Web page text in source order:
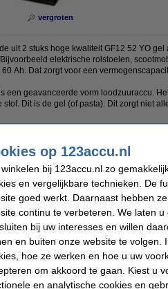
vergroten
uit 2 stuks hoge kwaliteit GF12 52 YO
elektrische rolstoelen,
Ah. Dat zorgt voor een
een geavanceerde vorm loodzuuraccu.
stof. Dit is de gel (of pasta). Dit zorgt niet
van de Sonnenschein GF12-52Y0
partnummers:
op 123accu.nl
bij 123accu.nl zo
en vergelijkbare technieken. De
goed werkt. Daarnaast hebben
continu te verbeteren. We laten
bij uw interesses en willen
en buiten onze website te volgen.
hoe ze werken en hoe u uw
om akkoord te gaan. Kiest u
en analytische cookies en